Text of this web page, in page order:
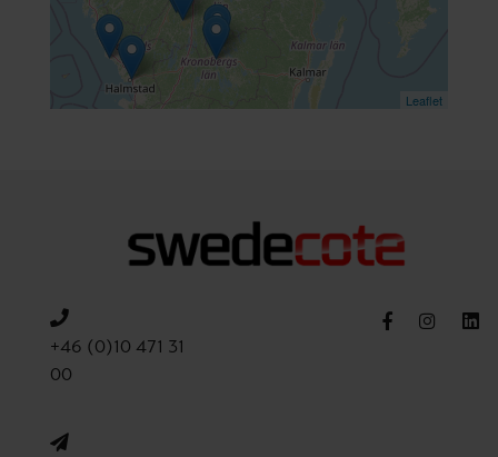
Leaflet
+46 (0)10 471 31
00